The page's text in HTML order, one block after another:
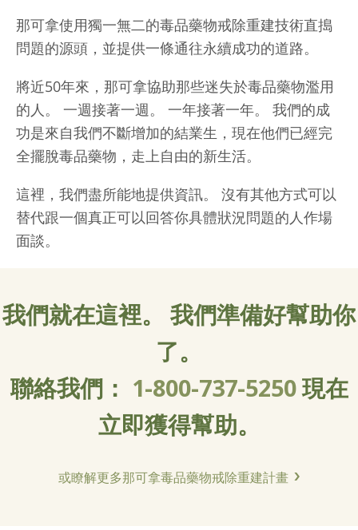
那可拿使用獨一無二的毒品藥物戒除重建技術直搗
問題的源頭，並提供一條通往永續成功的道路。
將近50年來，那可拿協助那些迷失於毒品藥物濫用
的人。 一週接著一週。 一年接著一年。 我們的成
功是來自我們不斷增加的結業生，現在他們已經完
全擺脫毒品藥物，走上自由的新生活。
這裡，我們盡所能地提供資訊。 沒有其他方式可以
替代跟一個真正可以回答你具體狀況問題的人作場
面談。
我們就在這裡。 我們準備好幫助你
了。
聯絡我們： 1-800-737-5250現在
立即獲得幫助。
或瞭解更多那可拿毒品藥物戒除重建計畫